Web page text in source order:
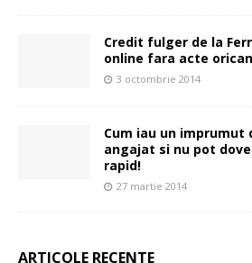
Credit fulger de la
online fara acte
3 octombrie 2014
Cum iau un imprumut
angajat si nu pot
rapid!
27 martie 2014
ARTICOLE RECENTE